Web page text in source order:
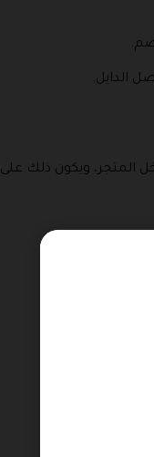
الدايل.
المتجر، ويكون ذلك على
الدخول.
الدخول.